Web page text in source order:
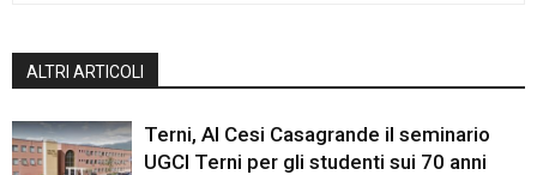
ALTRI ARTICOLI
Terni, Al Cesi Casagrande il seminario
UGCI Terni per gli studenti sui 70 anni